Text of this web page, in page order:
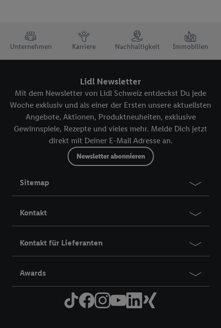
TRUSTBAR
Unternehmen Karriere Nachhaltigkeit Immobilien
Lidl Newsletter
Mit dem Newsletter von Lidl Schweiz entdeckst Du jede
Woche exklusiv und als einer der Ersten unsere aktuellsten
Angebote, Aktionen, Produktneuheiten, exklusive
Gewinnspiele, Rezepte und vieles mehr. Melde Dich jetzt
direkt mit Deiner E-Mail Adresse an.
Newsletter abonnieren
Sitemap
Kontakt
Kontakt für Lieferanten
Awards